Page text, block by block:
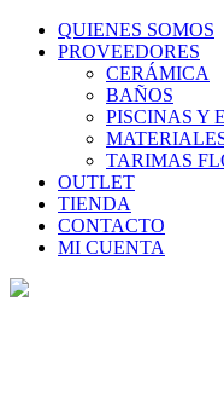
QUIENES SOMOS
PROVEEDORES
CERÁMICA
BAÑOS
PISCINAS Y
TARIMAS
OUTLET
TIENDA
CONTACTO
MI CUENTA